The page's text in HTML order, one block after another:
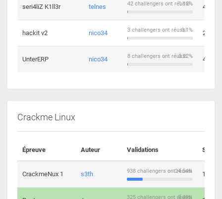
seri4liZ K1ll3r telnes 1.12%
42 challengers ont réussi 4
hackit v2 nico34 0.1%
3 challengers ont réussi 2
UnterERP nico34 0.22%
8 challengers ont réussi 4
Crackme Linux
Épreuve Auteur Validations
CrackmeNux 1 s3th 24.54%
938 challengers ont réussi 14
8.49%
325 challengers ont réussi